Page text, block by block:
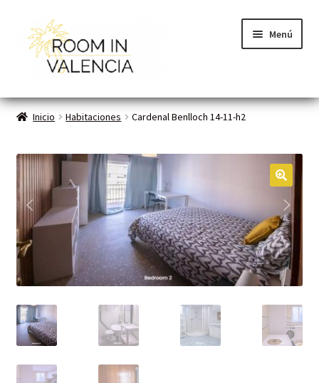
Menú
Inicio
Contacto
Planes VLC
Mi cuenta
Inicio Habitaciones Cardenal Benlloch 14-11-h2